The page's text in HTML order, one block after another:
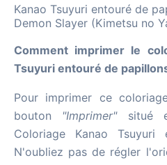
Kanao Tsuyuri entouré de
Demon Slayer (Kimetsu no
Comment imprimer le
Tsuyuri entouré de
Pour imprimer ce
bouton "Imprimer"situé
Coloriage Kanao
N'oubliez pas de régler